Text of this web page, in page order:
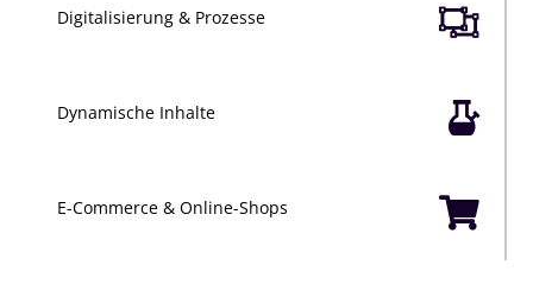

Digitalisierung & Prozesse

Dynamische Inhalte

E-Commerce & Online-Shops